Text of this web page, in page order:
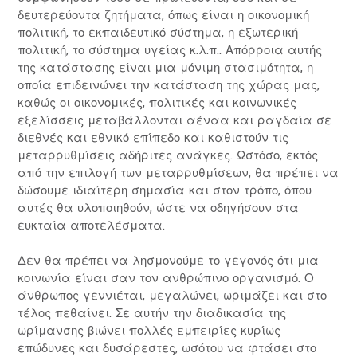
δευτερεύοντα ζητήματα, όπως είναι η οικονομική
πολιτική, το εκπαιδευτικό σύστημα, η εξωτερική
πολιτική, το σύστημα υγείας κ.λ.π.. Απόρροια αυτής
της κατάστασης είναι μια μόνιμη στασιμότητα, η
οποία επιδεινώνει την κατάσταση της χώρας μας,
καθώς οι οικονομικές, πολιτικές και κοινωνικές
εξελίσσεις μεταβάλλονται αέναα και ραγδαία σε
διεθνές και εθνικό επίπεδο και καθιστούν τις
μεταρρυθμίσεις αδήριτες ανάγκες. Ωστόσο, εκτός
από την επιλογή των μεταρρυθμίσεων, θα πρέπει να
δώσουμε ιδιαίτερη σημασία και στον τρόπο, όπου
αυτές θα υλοποιηθούν, ώστε να οδηγήσουν στα
ευκταία αποτελέσματα.
Δεν θα πρέπει να λησμονούμε το γεγονός ότι μια
κοινωνία είναι σαν τον ανθρώπινο οργανισμό. Ο
άνθρωπος γεννιέται, μεγαλώνει, ωριμάζει και στο
τέλος πεθαίνει. Σε αυτήν την διαδικασία της
ωρίμανσης βιώνει πολλές εμπειρίες κυρίως
επώδυνες και δυσάρεστες, ωσότου να φτάσει στο